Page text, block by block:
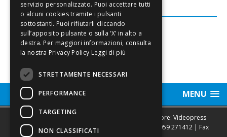
FACEBOOK
MENU
Sede legale, Redazione, pubblicità e annunci Editore: Videopress
Modena S.r.l. via Emilia Est, 402/6 - Modena | Tel.
059 271412 | Fax
Leggi di più
STRETTAMENTE NECESSARI
PERFORMANCE
TARGETING
NON CLASSIFICATI